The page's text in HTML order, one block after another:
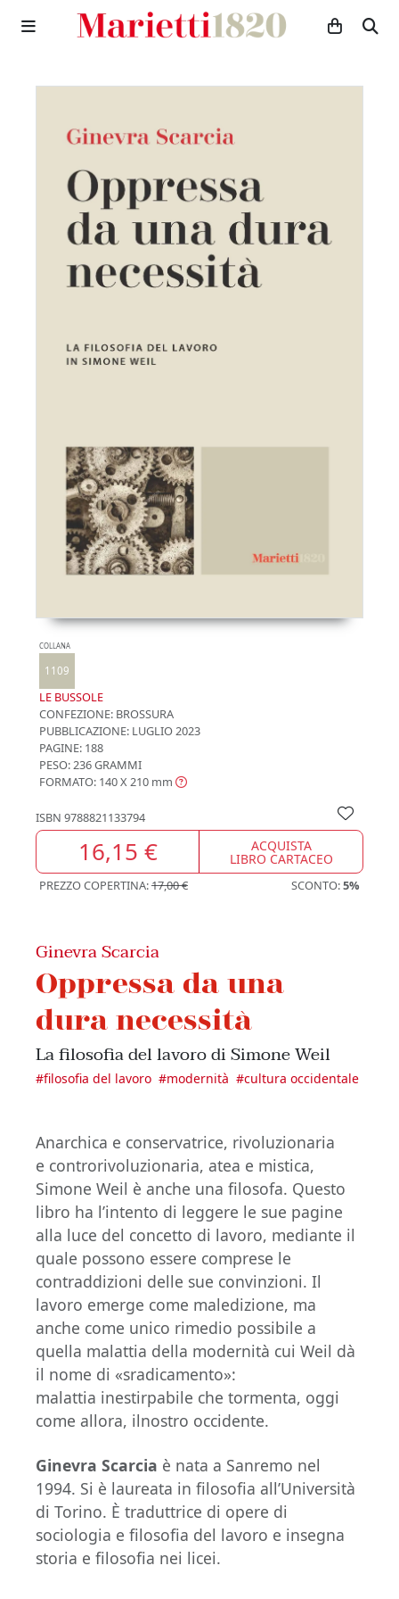
COLLANA
1109
LE BUSSOLE
CONFEZIONE: BROSSURA
PUBBLICAZIONE: LUGLIO 2023
PAGINE: 188
PESO: 236 GRAMMI
FORMATO: 140 X 210 mm
ISBN 9788821133794
16,15 € ACQUISTA
LIBRO CARTACEO
PREZZO COPERTINA:17,00 € SCONTO:5%
Ginevra Scarcia
Oppressa da una
dura necessità
La filosofia del lavoro di Simone Weil
#filosofia del lavoro #modernità #cultura occidentale
Anarchica e conservatrice, rivoluzionaria
e controrivoluzionaria, atea e mistica,
Simone Weil è anche una filosofa. Questo
libro ha l’intento di leggere le sue pagine
alla luce del concetto di lavoro, mediante il
quale possono essere comprese le
contraddizioni delle sue convinzioni. Il
lavoro emerge come maledizione, ma
anche come unico rimedio possibile a
quella malattia della modernità cui Weil dà
il nome di «sradicamento»:
malattia inestirpabile che tormenta, oggi
come allora, ilnostro occidente.
Ginevra Scarcia è nata a Sanremo nel
1994. Si è laureata in filosofia all’Università
di Torino. È traduttrice di opere di
sociologia e filosofia del lavoro e insegna
storia e filosofia nei licei.